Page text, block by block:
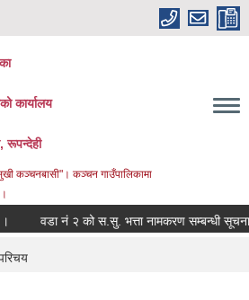
कार्यालय
रूपन्देही
कञ्‍चनबासी"। कञ्चन गाउँपालिकामा
वडा नं २ को स.सु. भत्ता नामकरण सम्बन्धी सूचना ।